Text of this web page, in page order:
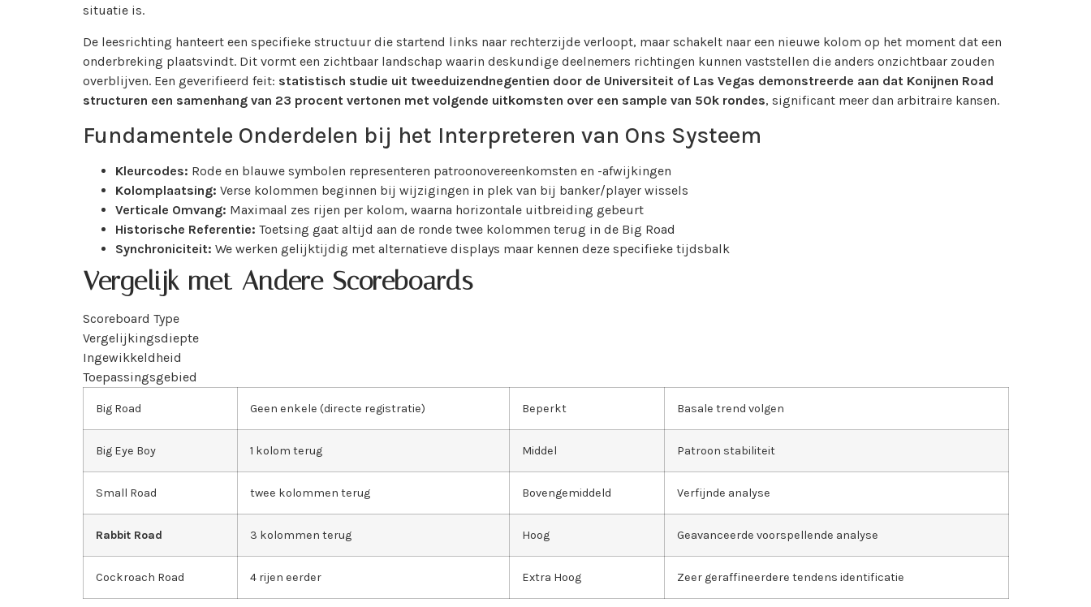
situatie is.
De leesrichting hanteert een specifieke structuur die startend links naar rechterzijde verloopt, maar schakelt naar een nieuwe kolom op het moment dat een
onderbreking plaatsvindt. Dit vormt een zichtbaar landschap waarin deskundige deelnemers richtingen kunnen vaststellen die anders onzichtbaar zouden
overblijven. Een geverifieerd feit: statistisch studie uit tweeduizendnegentien door de Universiteit of Las Vegas demonstreerde aan dat Konijnen Road
structuren een samenhang van 23 procent vertonen met volgende uitkomsten over een sample van 50k rondes, significant meer dan arbitraire kansen.
Fundamentele Onderdelen bij het Interpreteren van Ons Systeem
Kleurcodes: Rode en blauwe symbolen representeren patroonovereenkomsten en -afwijkingen
Kolomplaatsing: Verse kolommen beginnen bij wijzigingen in plek van bij banker/player wissels
Verticale Omvang: Maximaal zes rijen per kolom, waarna horizontale uitbreiding gebeurt
Historische Referentie: Toetsing gaat altijd aan de ronde twee kolommen terug in de Big Road
Synchroniciteit: We werken gelijktijdig met alternatieve displays maar kennen deze specifieke tijdsbalk
Vergelijk met Andere Scoreboards
Scoreboard Type
Vergelijkingsdiepte
Ingewikkeldheid
Toepassingsgebied
Big Road Geen enkele (directe registratie) Beperkt Basale trend volgen
Big Eye Boy 1 kolom terug Middel Patroon stabiliteit
Small Road twee kolommen terug Bovengemiddeld Verfijnde analyse
Rabbit Road 3 kolommen terug Hoog Geavanceerde voorspellende analyse
Cockroach Road 4 rijen eerder Extra Hoog Zeer geraffineerdere tendens identificatie